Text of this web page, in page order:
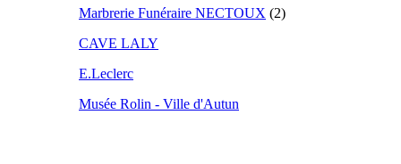
Marbrerie Funéraire NECTOUX (2)
CAVE LALY
E.Leclerc
Musée Rolin - Ville d'Autun